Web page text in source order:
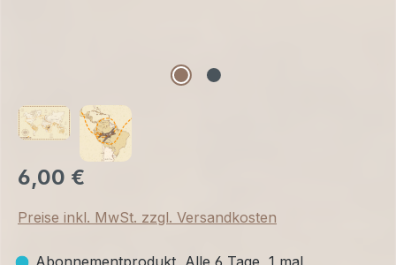
6,00 €
Preise inkl. MwSt. zzgl. Versandkosten